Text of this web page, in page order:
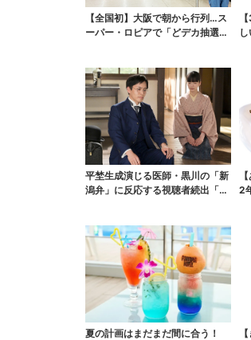
【全国初】大阪で朝から行列…ス
ーパー・ロピアで「どデカ抽選
平埜生成演じる医師・黒川の「新
潟弁」に反応する視聴者続出「グ
2
夏の計画はまだまだ間に合う！